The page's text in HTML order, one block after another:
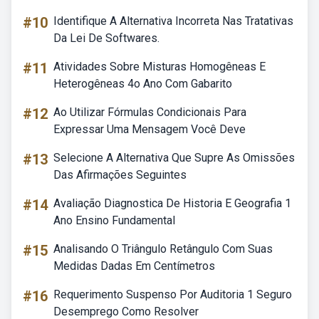
#10 Identifique A Alternativa Incorreta Nas Tratativas
Da Lei De Softwares.
#11 Atividades Sobre Misturas Homogêneas E
Heterogêneas 4o Ano Com Gabarito
#12 Ao Utilizar Fórmulas Condicionais Para
Expressar Uma Mensagem Você Deve
#13 Selecione A Alternativa Que Supre As Omissões
Das Afirmações Seguintes
#14 Avaliação Diagnostica De Historia E Geografia 1
Ano Ensino Fundamental
#15 Analisando O Triângulo Retângulo Com Suas
Medidas Dadas Em Centímetros
#16 Requerimento Suspenso Por Auditoria 1 Seguro
Desemprego Como Resolver